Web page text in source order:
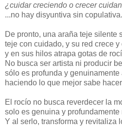
¿cuidar creciendo o crecer
...no hay disyuntiva sin copulativa.
De pronto, una araña teje silente
teje con cuidado, y su red crece y
y en sus hilos atrapa gotas de
No busca ser artista ni producir
sólo es profunda y genuinamente
haciendo lo que mejor sabe
El rocío no busca reverdecer la
solo es genuina y profundamente
Y al serlo, transforma y revitaliza